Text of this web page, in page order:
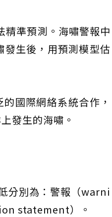
準預測。海嘯警報中
生後，用預測模型估
國際網絡系統合作，
發生的海嘯。
分別為：警報（warni
statement）。